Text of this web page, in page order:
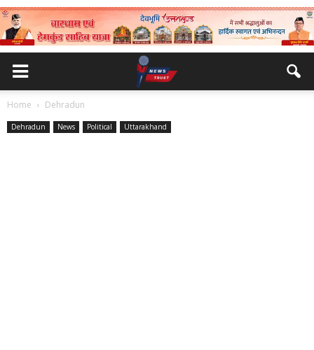
Home Dehradun
Dehradun News Political Uttarakhand